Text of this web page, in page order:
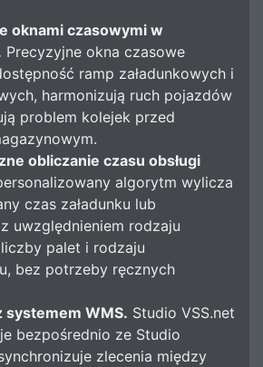
oknami czasowymi w
Precyzyjne okna czasowe
ramp załadunkowych i
harmonizują ruch pojazdów
problem kolejek przed
obliczanie czasu obsługi
algorytm wylicza
czas załadunku lub
uwzględnieniem rodzaju
palet i rodzaju
bez potrzeby ręcznych
systemem WMS. Studio VSS.net
bezpośrednio ze Studio
zlecenia między